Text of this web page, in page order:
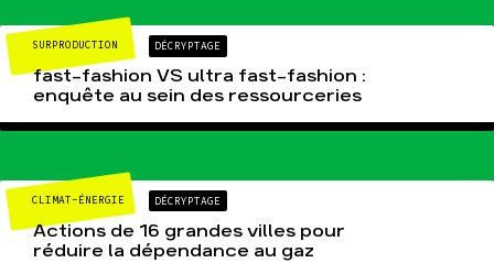
SURPRODUCTION DÉCRYPTAGE
fast-fashion VS ultra fast-fashion :
enquête au sein des ressourceries
CLIMAT-ÉNERGIE DÉCRYPTAGE
Actions de 16 grandes villes pour
réduire la dépendance au gaz